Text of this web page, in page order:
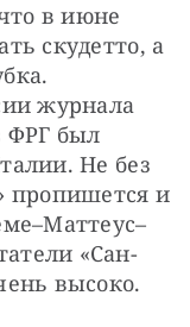
в июне
скудетто, а
журнала
ФРГ был
Не без
пропишется и
«Сан-
высоко.